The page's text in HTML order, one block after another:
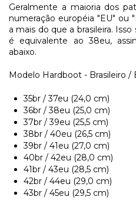
Geralmente a maioria dos
numeração européia "EU" ou
a mais do que a brasileira.
é equivalente ao 38eu,
abaixo.
Modelo Hardboot - Brasileiro /
35br / 37eu (24,0 cm)
36br / 38eu (25,0 cm)
37br / 39eu (25,5 cm)
38br / 40eu (26,5 cm)
39br / 41eu (27,0 cm)
40br / 42eu (28,0 cm)
41br / 43eu (28,5 cm)
42br / 44eu (29,0 cm)
43br / 45eu (29,5 cm)